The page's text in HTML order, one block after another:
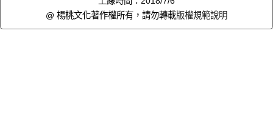
@ 楊桃文化著作權所有，請勿轉載版權規範說明